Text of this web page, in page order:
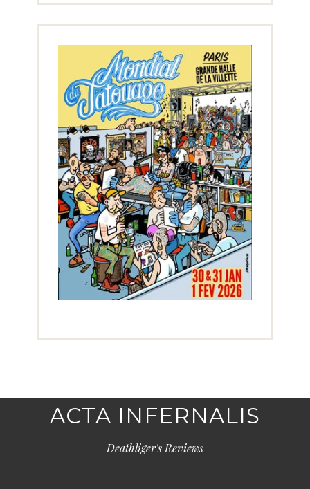
ACTA INFERNALIS
Deathliger's Reviews